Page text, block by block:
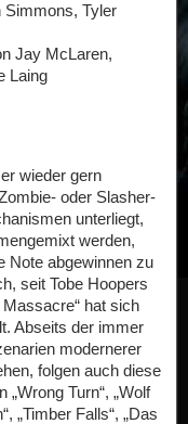
Simmons, Tyler
Jay McLaren,
Laing
wieder gern
oder Slasher-
unterliegt,
werden,
Note abgewinnen zu
seit Tobe Hoopers
hat sich
Abseits der immer
modernerer
folgen auch diese
Turn“, „Wolf
„Timber Falls“, „Das